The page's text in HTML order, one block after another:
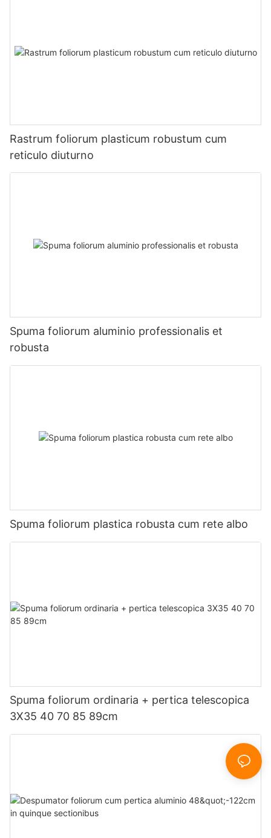
Rastrum foliorum plasticum robustum cum
reticulo diuturno
Spuma foliorum aluminio professionalis et
robusta
Spuma foliorum plastica robusta cum rete albo
Spuma foliorum ordinaria + pertica telescopica
3X35 40 70 85 89cm